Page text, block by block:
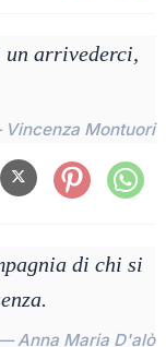
arrivederci,
Montuori
di chi si
Anna Maria D'alò